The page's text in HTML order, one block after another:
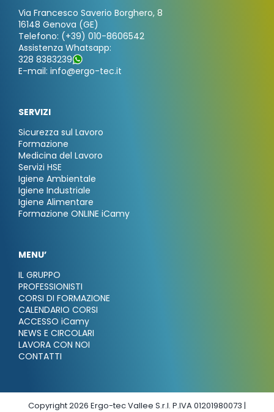
Via Francesco Saverio Borghero, 8
16148 Genova (GE)
Telefono: (+39) 010-8606542
Assistenza Whatsapp:
328 8383239
E-mail: info@ergo-tec.it
SERVIZI
Sicurezza sul Lavoro
Formazione
Medicina del Lavoro
Servizi HSE
Igiene Ambientale
Igiene Industriale
Igiene Alimentare
Formazione ONLINE iCamy
MENU’
IL GRUPPO
PROFESSIONISTI
CORSI DI FORMAZIONE
CALENDARIO CORSI
ACCESSO iCamy
NEWS E CIRCOLARI
LAVORA CON NOI
CONTATTI
Copyright 2026 Ergo-tec Vallee S.r.l. P.IVA 01201980073 |